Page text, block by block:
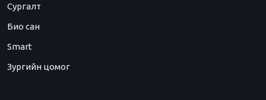
Сургалт
Био сан
Smart
Зургийн цомог